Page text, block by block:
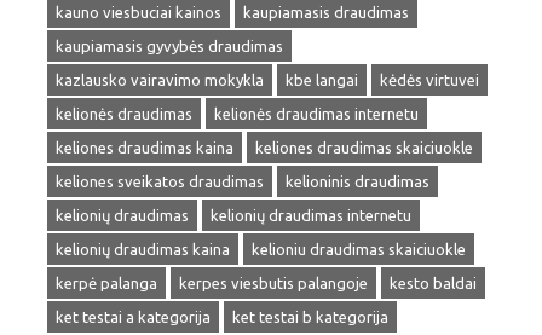
kauno viesbuciai kainos
kaupiamasis draudimas
kaupiamasis gyvybės draudimas
kazlausko vairavimo mokykla
kbe langai
kėdės virtuvei
kelionės draudimas
kelionės draudimas internetu
keliones draudimas kaina
keliones draudimas skaiciuokle
keliones sveikatos draudimas
kelioninis draudimas
kelionių draudimas
kelionių draudimas internetu
kelionių draudimas kaina
kelioniu draudimas skaiciuokle
kerpė palanga
kerpes viesbutis palangoje
kesto baldai
ket testai a kategorija
ket testai b kategorija